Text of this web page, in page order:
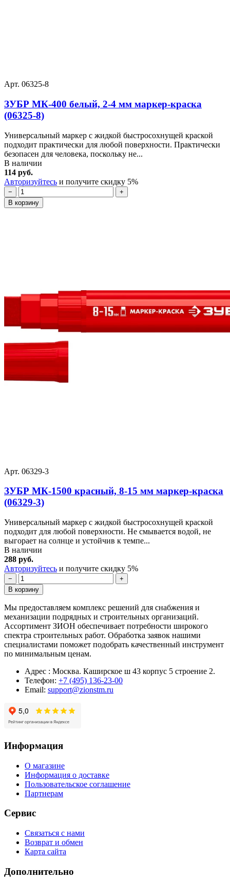
Арт. 06325-8
ЗУБР МК-400 белый, 2-4 мм маркер-краска
(06325-8)
Универсальный маркер с жидкой быстросохнущей краской
подходит практически для любой поверхности. Практичеcки
безопасен для человека, поскольку не...
В наличии
114 руб.
Авторизуйтесь и получите скидку 5%
−
+
В корзину
Арт. 06329-3
ЗУБР МК-1500 красный, 8-15 мм маркер-краска
(06329-3)
Универсальный маркер с жидкой быстросохнущей краской
подходит для любой поверхности. Не смывается водой, не
выгорает на солнце и устойчив к темпе...
В наличии
288 руб.
Авторизуйтесь и получите скидку 5%
−
+
В корзину
Мы предоставляем комплекс решений для снабжения и
механизации подрядных и строительных организаций.
Ассортимент ЗИОН обеспечивает потребности широкого
спектра строительных работ. Обработка заявок нашими
специалистами поможет подобрать качественный инструмент
по минимальным ценам.
Адрес : Москва. Каширское ш 43 корпус 5 строение 2.
Телефон: +7 (495) 136-23-00
Email: support@zionstm.ru
Информация
О магазине
Информация о доставке
Пользовательское соглашение
Партнерам
Сервис
Связаться с нами
Возврат и обмен
Карта сайта
Дополнительно